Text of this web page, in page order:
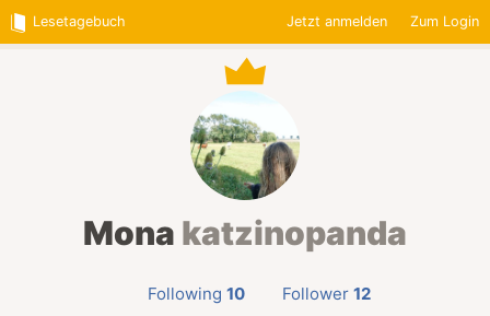
Lesetagebuch Jetzt anmelden Zum Login
Mona katzinopanda
Following 10 Follower 12